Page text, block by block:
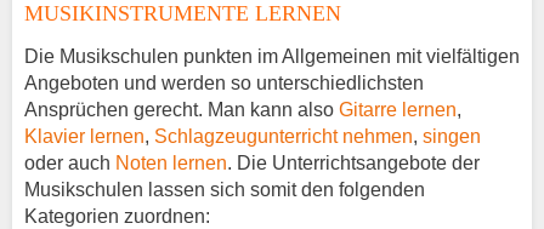
MUSIKINSTRUMENTE LERNEN
Die Musikschulen punkten im Allgemeinen mit vielfältigen
Angeboten und werden so unterschiedlichsten
Ansprüchen gerecht. Man kann also Gitarre lernen,
Klavier lernen, Schlagzeugunterricht nehmen, singen
oder auch Noten lernen. Die Unterrichtsangebote der
Musikschulen lassen sich somit den folgenden
Kategorien zuordnen: